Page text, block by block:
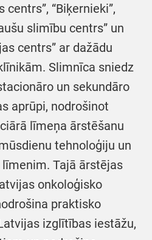
“Biķernieki”,
slimību centrs” un
centrs” ar dažādu
Slimnīca sniedz
un sekundāro
aprūpi, nodrošinot
līmeņa ārstēšanu
tehnoloģiju un
Tajā ārstējas
onkoloģisko
praktisko
izglītības iestāžu,